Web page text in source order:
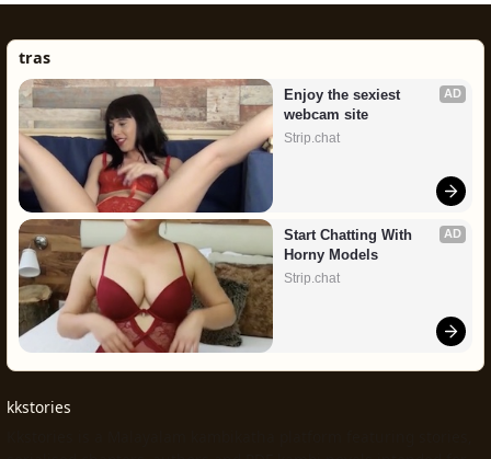
tras
AD
Enjoy the sexiest
webcam site
Strip.chat
AD
Start Chatting With
Horny Models
Strip.chat
kkstories